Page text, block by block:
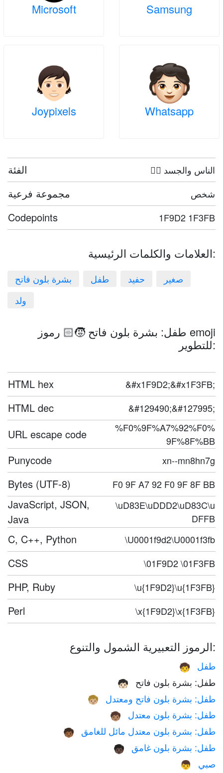
Samsung
Microsoft
Whatsapp
Joypixels
الفئة 🤦‍♀️ الناس والجسد
مجموعة فرعية شخص
Codepoints 1F9D2 1F3FB
العلامات والكلمات الرئيسية:
بشرة بلون فاتح طفل حفيد
صغير
ولد
طفل: بشرة بلون فاتح 🧒🏻 رموز emoji
للتطوير:
HTML hex &#x1F9D2;&#x1F3FB;
HTML dec &#129490;&#127995;
URL escape code
%F0%9F%A7%92%F0%
9F%8F%BB
Punycode xn--mn8hn7g
Bytes (UTF-8) F0 9F A7 92 F0 9F 8F BB
JavaScript, JSON,
Java
\uD83E\uDDD2\uD83C\u
DFFB
C, C++, Python \U0001f9d2\U0001f3fb
CSS \01F9D2 \01F3FB
PHP, Ruby \u{1F9D2}\u{1F3FB}
Perl \x{1F9D2}\x{1F3FB}
الرموز التعبيرية الشمول والتنوع:
🧒 طفل
🧒🏻 طفل: بشرة بلون فاتح
🧒🏼 طفل: بشرة بلون فاتح ومعتدل
🧒🏽 طفل: بشرة بلون معتدل
🧒🏾 طفل: بشرة بلون معتدل مائل للغامق
🧒🏿 طفل: بشرة بلون غامق
👦 صبي